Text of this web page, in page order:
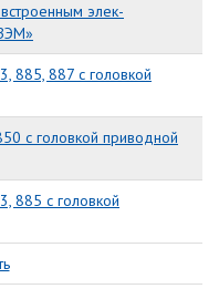
элек-
885, 887 с головкой
с головкой приводной
885 с головкой